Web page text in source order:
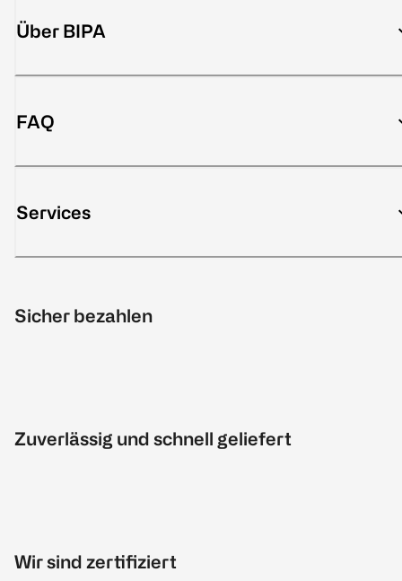
Über BIPA
FAQ
Services
Sicher bezahlen
Zuverlässig und schnell geliefert
Wir sind zertifiziert